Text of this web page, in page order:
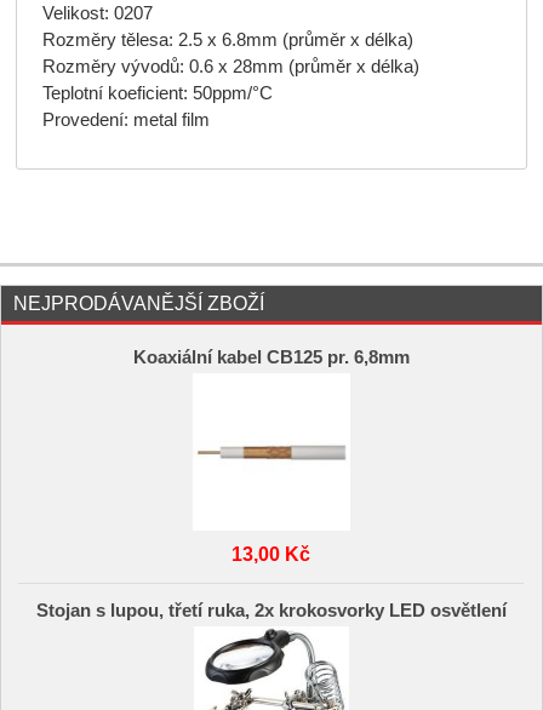
Velikost: 0207
Rozměry tělesa: 2.5 x 6.8mm (průměr x délka)
Rozměry vývodů: 0.6 x 28mm (průměr x délka)
Teplotní koeficient: 50ppm/°C
Provedení: metal film
NEJPRODÁVANĚJŠÍ ZBOŽÍ
Koaxiální kabel CB125 pr. 6,8mm
13,00 Kč
Stojan s lupou, třetí ruka, 2x krokosvorky LED osvětlení